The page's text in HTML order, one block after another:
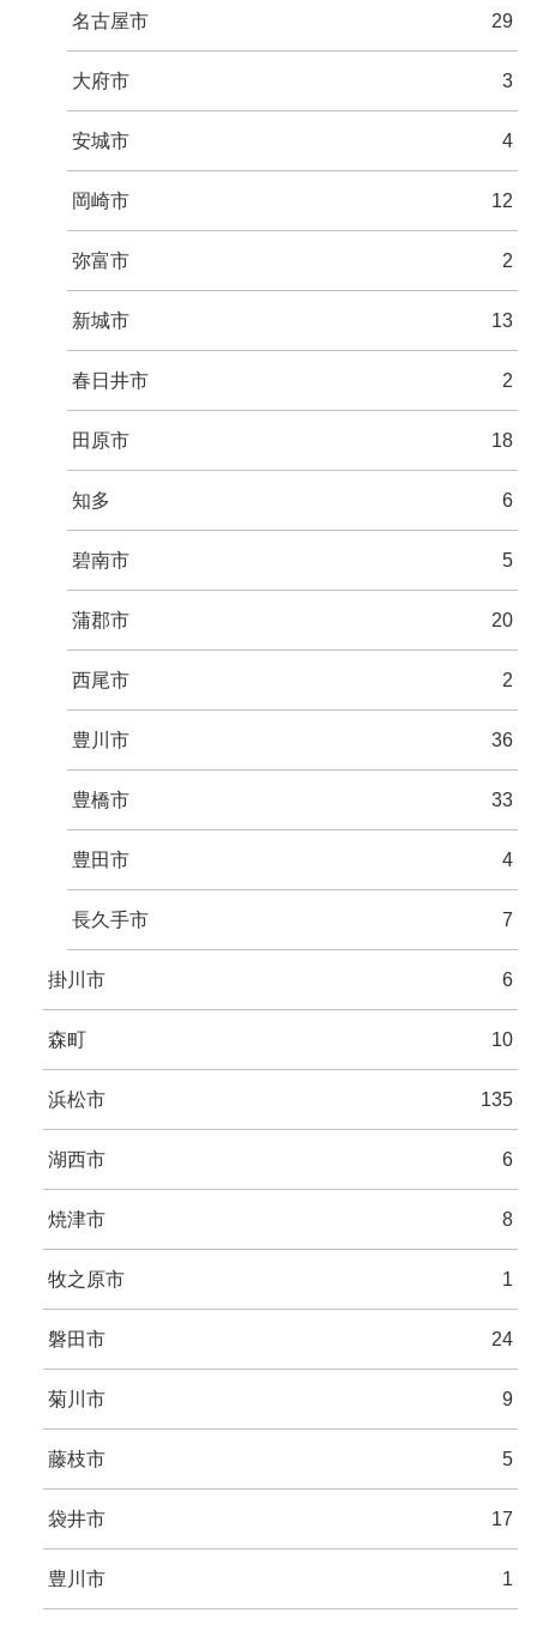
名古屋市 29
大府市 3
安城市 4
岡崎市 12
弥富市 2
新城市 13
春日井市 2
田原市 18
知多 6
碧南市 5
蒲郡市 20
西尾市 2
豊川市 36
豊橋市 33
豊田市 4
長久手市 7
掛川市 6
森町 10
浜松市 135
湖西市 6
焼津市 8
牧之原市 1
磐田市 24
菊川市 9
藤枝市 5
袋井市 17
豊川市 1